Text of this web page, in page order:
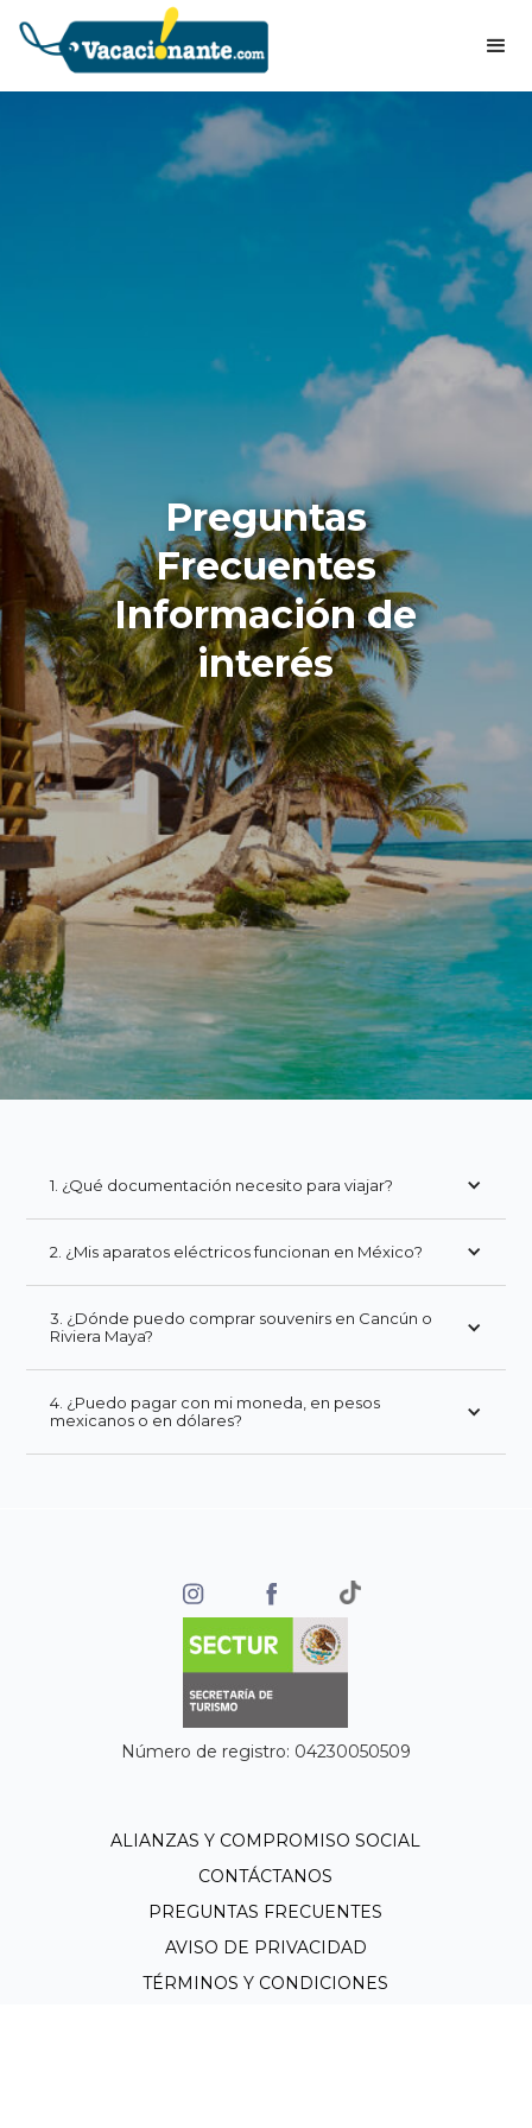
Preguntas
Frecuentes
Información de
interés
1. ¿Qué documentación necesito para viajar?
2. ¿Mis aparatos eléctricos funcionan en México?
3. ¿Dónde puedo comprar souvenirs en Cancún o
Riviera Maya?
4. ¿Puedo pagar con mi moneda, en pesos
mexicanos o en dólares?
Número de registro: 04230050509
ALIANZAS Y COMPROMISO SOCIAL
CONTÁCTANOS
PREGUNTAS FRECUENTES
AVISO DE PRIVACIDAD
TÉRMINOS Y CONDICIONES